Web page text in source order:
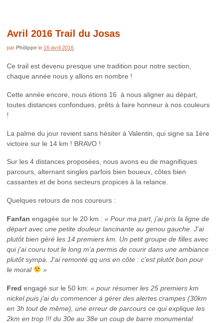
Avril 2016 Trail du Josas
par Philippe le 16 avril 2016
Ce trail est devenu presque une tradition pour notre section,
chaque année nous y allons en nombre !
Cette année encore, nous étions 16 à nous aligner au départ,
toutes distances confondues, prêts à faire honneur à nos couleurs
!
La palme du jour revient sans hésiter à Valentin, qui signe sa 1ère
victoire sur le 14 km ! BRAVO !
Sur les 4 distances proposées, nous avons eu de magnifiques
parcours, alternant singles parfois bien boueux, côtes bien
cassantes et de bons secteurs propices à la relance.
Quelques retours de nos coureurs :
Fanfan engagée sur le 20 km : « Pour ma part, j’ai pris la ligne de
départ avec une petite douleur lancinante au genou gauche. J’ai
plutôt bien géré les 14 premiers km. Un petit groupe de filles avec
qui j’ai couru tout le long m’a permis de courir dans une ambiance
plutôt sympa. J‘ai remonté qq uns en côte : c’est plutôt bon pour
le moral
»
Fred engagé sur le 50 km: « pour résumer les 25 premiers km
nickel puis j’ai du commencer à gérer des alertes crampes (30km
en 3h tout de même), une erreur de parcours ce qui explique les
2km en trop !!! du 30e au 38e un coup de barre monumental